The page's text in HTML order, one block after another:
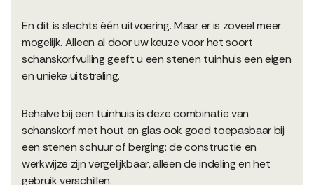
En dit is slechts één uitvoering. Maar er is zoveel meer
mogelijk. Alleen al door uw keuze voor het soort
schanskorfvulling geeft u een stenen tuinhuis een eigen
en unieke uitstraling.
Behalve bij een tuinhuis is deze combinatie van
schanskorf met hout en glas ook goed toepasbaar bij
een stenen schuur of berging: de constructie en
werkwijze zijn vergelijkbaar, alleen de indeling en het
gebruik verschillen.